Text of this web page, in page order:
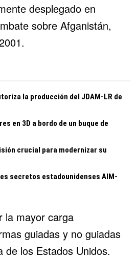
desplegado en
sobre Afganistán,
la producción del JDAM-LR de
en 3D a bordo de un buque de
crucial para modernizar su
secretos estadounidenses AIM-
la mayor carga
guiadas y no guiadas
de los Estados Unidos.